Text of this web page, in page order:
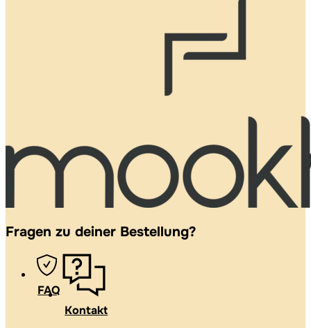
Fragen zu deiner Bestellung?
FAQ
Kontakt